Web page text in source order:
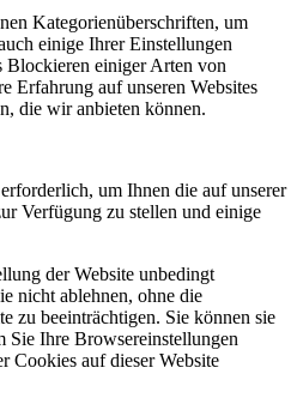
Kategorienüberschriften, um
einige Ihrer Einstellungen
Blockieren einiger Arten von
Erfahrung auf unseren Websites
die wir anbieten können.
um Ihnen die auf unserer
Verfügung zu stellen und einige
der Website unbedingt
nicht ablehnen, ohne die
zu beeinträchtigen. Sie können sie
Sie Ihre Browsereinstellungen
Cookies auf dieser Website